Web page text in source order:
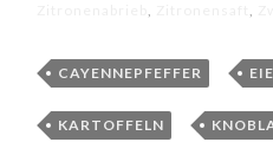
Zitronenabrieb, Zitronensaft,
CAYENNEPFEFFER ,
KARTOFFELN ,